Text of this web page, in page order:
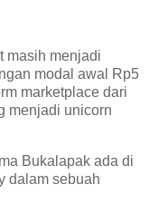
masih menjadi
modal awal Rp5
marketplace dari
menjadi unicorn
Bukalapak ada di
dalam sebuah